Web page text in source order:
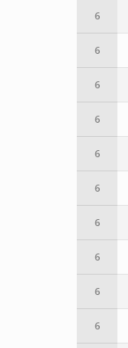
6
6
6
6
6
6
6
6
6
6